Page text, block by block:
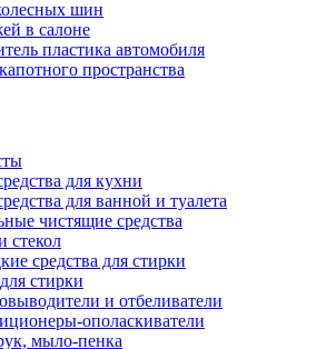
шин
в салоне
пластика автомобиля
пространства
для кухни
для ванной и туалета
чистящие средства
стекол
средства для стирки
стирки
и отбеливатели
ополаскиватели
мыло-пенка